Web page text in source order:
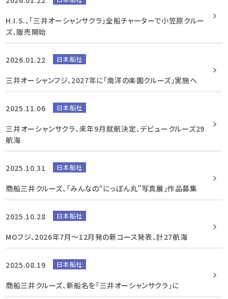
H.I.S.、「三井オーシャンサクラ」全船チャーターで小笠原クルー
ズ、販売開始
2026.01.22 日本船社
三井オーシャンフジ、2027年に「南洋の楽園クルーズ」実施へ
2025.11.06 日本船社
三井オーシャンサクラ、来年9月就航決定、デビュークルーズ29
航海
2025.10.31 日本船社
商船三井クルーズ、「みんなの“にっぽん丸”写真展」作品募集
2025.10.28 日本船社
MOフジ、2026年7月～12月発の新コース発表、計27航海
2025.08.19 日本船社
商船三井クルーズ、新船名を「三井オーシャンサクラ」に